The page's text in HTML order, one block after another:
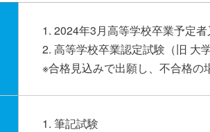
1. 2024年3月高等学校卒業予定
2. 高等学校卒業認定試験（旧 大
※合格見込みで出願し、不合格の
1. 筆記試験